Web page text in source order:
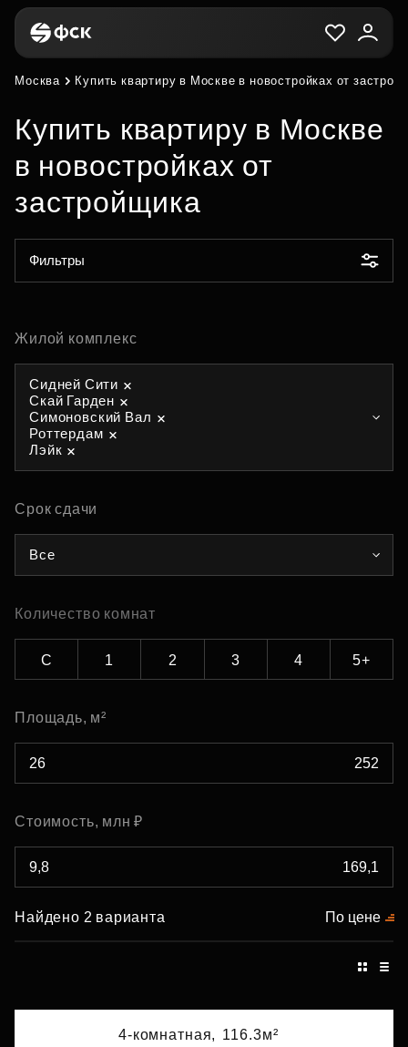
Москва Купить квартиру в Москве в новостройках от
Купить квартиру в Москве
в новостройках от
застройщика
Фильтры
Жилой комплекс
Сидней Сити
Скай Гарден
Симоновский Вал
Роттердам
Лэйк
Срок сдачи
Все
Количество комнат
С 1 2 3 4 5+
Площадь, м²
Стоимость, млн ₽
Найдено 2 варианта По цене
4-комнатная, 116.3м²